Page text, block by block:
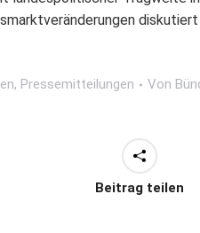
diskutiert
, Pressemitteilungen Von
Beitrag teilen